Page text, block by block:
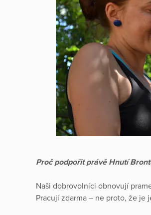
Proč podpořit právě Hnutí
Naši dobrovolníci obnovují
Pracují zdarma – ne proto, že je